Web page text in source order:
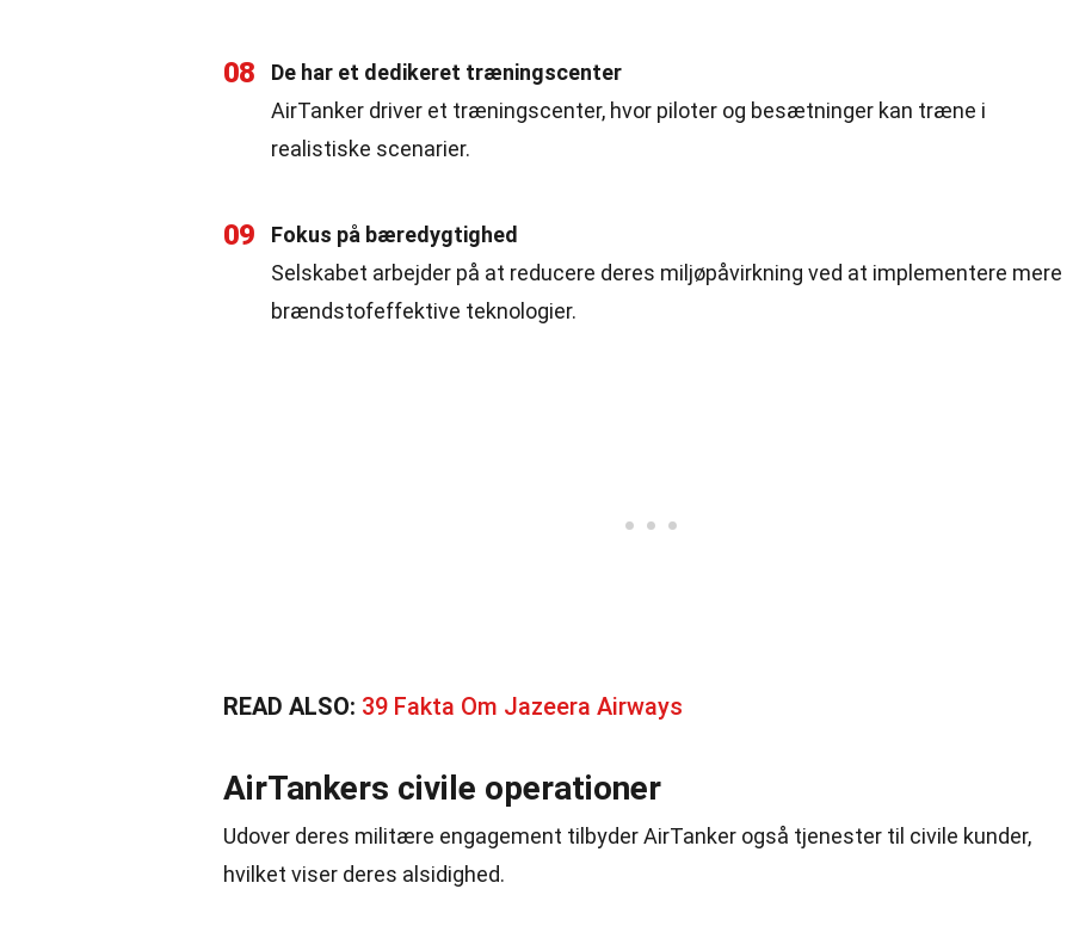
08
De har et dedikeret træningscenter
AirTanker driver et træningscenter, hvor piloter og besætninger kan træne i
realistiske scenarier.
09
Fokus på bæredygtighed
Selskabet arbejder på at reducere deres miljøpåvirkning ved at implementere mere
brændstofeffektive teknologier.
READ ALSO: 39 Fakta Om Jazeera Airways
AirTankers civile operationer
Udover deres militære engagement tilbyder AirTanker også tjenester til civile kunder,
hvilket viser deres alsidighed.